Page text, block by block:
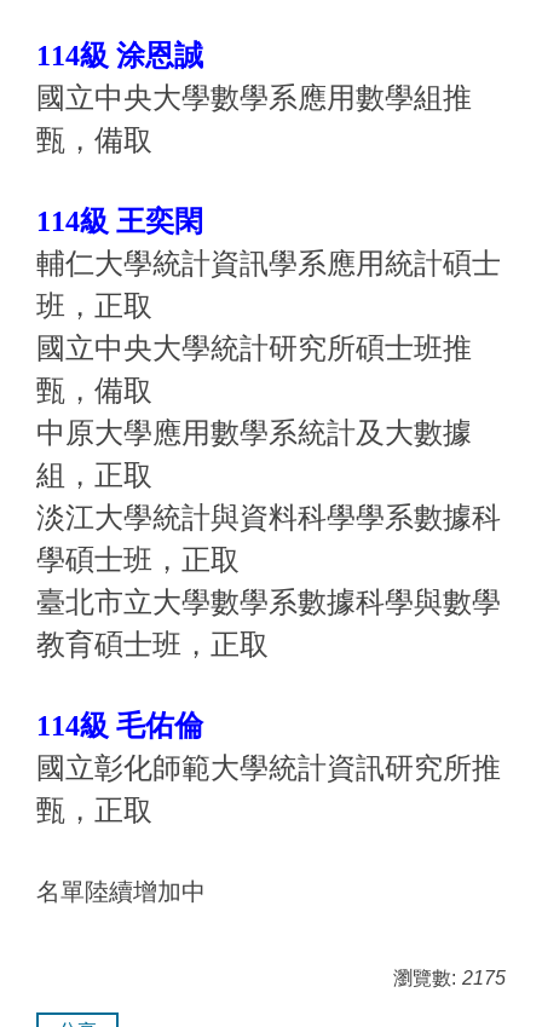
114級 涂恩誠
國立中央大學數學系應用數學組推
甄， 備取
114級 王奕閑
輔仁大學統計資訊學系應用統計碩士
班，正取
國立中央大學統計研究所碩士班推
甄，備取
中原大學應用數學系統計及大數據
組，正取
淡江大學統計與資料科學學系數據科
學碩士班，正取
臺北市立大學數學系數據科學與數學
教育碩士班，正取
114級 毛佑倫
國立彰化師範大學統計資訊研究所推
甄，正取
名單陸續增加中
瀏覽數: 2175